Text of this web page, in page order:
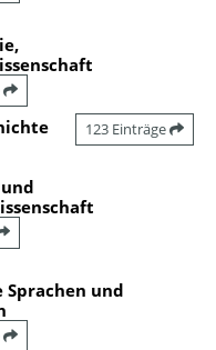
123 Einträge
Sprachen und